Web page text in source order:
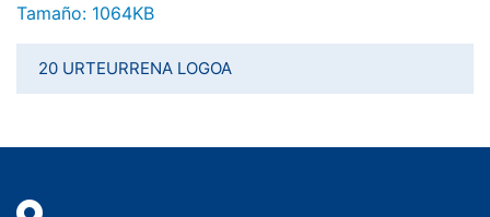
Haga clic aquí para ver la imagen a tamaño completo…
Tamaño: 1064KB
20 URTEURRENA LOGOA